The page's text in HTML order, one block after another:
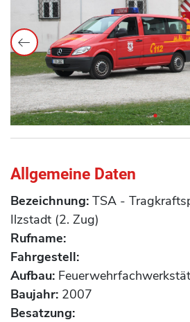
Allgemeine Daten
Bezeichnung: TSA -
Ilzstadt (2. Zug)
Rufname:
Fahrgestell:
Aufbau:
Baujahr: 2007
Besatzung: